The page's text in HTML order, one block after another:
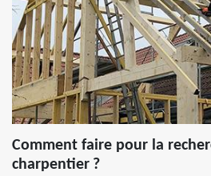
Comment faire pour la
charpentier ?